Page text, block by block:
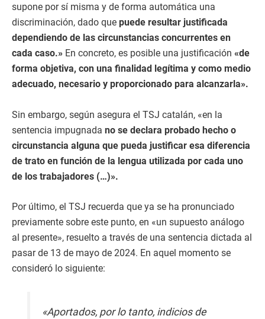
supone por sí misma y de forma automática una
discriminación, dado que puede resultar justificada
dependiendo de las circunstancias concurrentes en
cada caso.» En concreto, es posible una justificación «de
forma objetiva, con una finalidad legítima y como medio
adecuado, necesario y proporcionado para alcanzarla».
Sin embargo, según asegura el TSJ catalán, «en la
sentencia impugnada no se declara probado hecho o
circunstancia alguna que pueda justificar esa diferencia
de trato en función de la lengua utilizada por cada uno
de los trabajadores (…)».
Por último, el TSJ recuerda que ya se ha pronunciado
previamente sobre este punto, en «un supuesto análogo
al presente», resuelto a través de una sentencia dictada al
pasar de 13 de mayo de 2024. En aquel momento se
consideró lo siguiente:
«Aportados, por lo tanto, indicios de